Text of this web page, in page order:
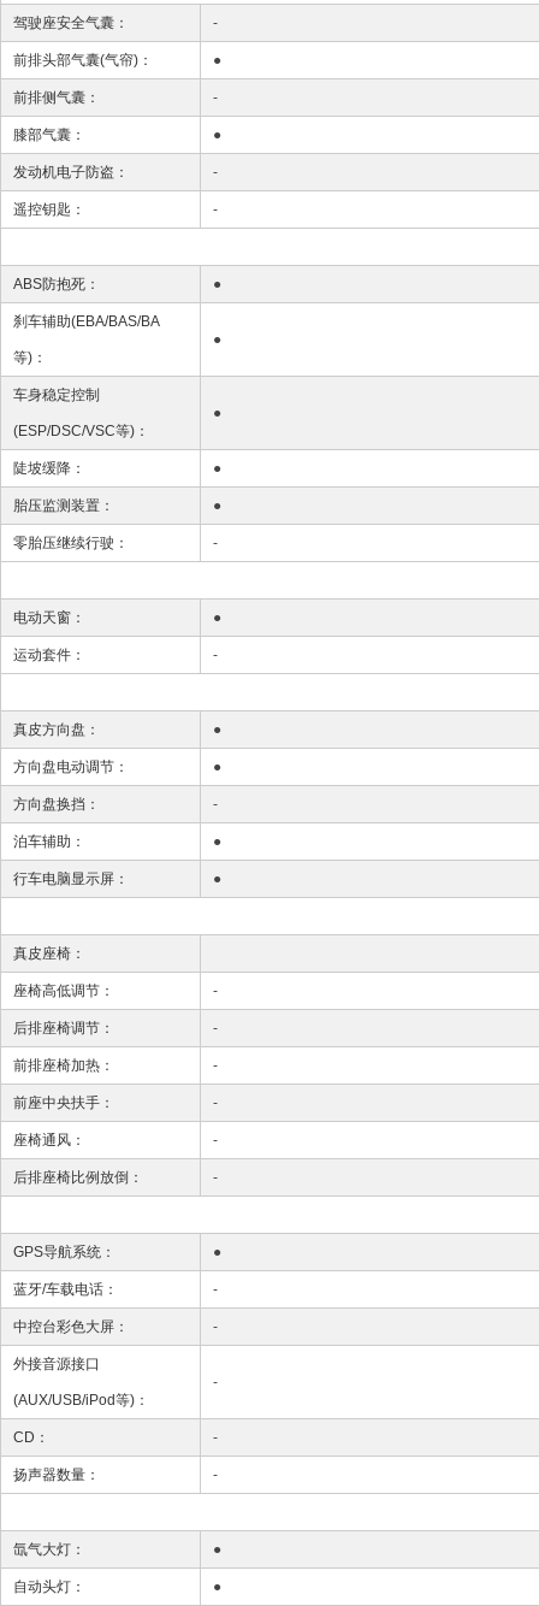
驾驶座安全气囊： -
前排头部气囊(气帘)： ●
前排侧气囊： -
膝部气囊： ●
发动机电子防盗： -
遥控钥匙： -
ABS防抱死： ●
刹车辅助(EBA/BAS/BA
等)：
●
车身稳定控制
(ESP/DSC/VSC等)：
●
陡坡缓降： ●
胎压监测装置： ●
零胎压继续行驶： -
电动天窗： ●
运动套件： -
真皮方向盘： ●
方向盘电动调节： ●
方向盘换挡： -
泊车辅助： ●
行车电脑显示屏： ●
真皮座椅：
座椅高低调节： -
后排座椅调节： -
前排座椅加热： -
前座中央扶手： -
座椅通风： -
后排座椅比例放倒： -
GPS导航系统： ●
蓝牙/车载电话： -
中控台彩色大屏： -
外接音源接口
(AUX/USB/iPod等)：
-
CD： -
扬声器数量： -
氙气大灯： ●
自动头灯： ●